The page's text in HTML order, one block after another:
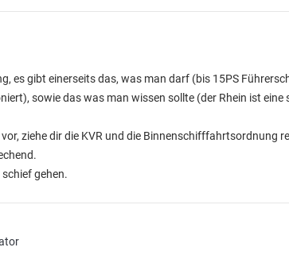
es gibt einerseits das, was man darf (bis 15PS
sowie das was man wissen sollte (der Rhein ist
ziehe dir die KVR und die Binnenschifffahrtsordnung
gehen.